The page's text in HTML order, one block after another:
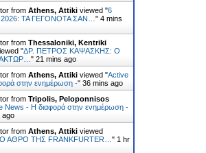
from Athens, Attiki viewed "6
ΤΑ ΓΕΓΟΝΟΤΑ ΣΑΝ… " 4 mins
from Thessaloniki, Kentriki
"ΔΡ. ΠΕΤΡΟΣ ΚΑΨΑΣΚΗΣ: Ο
" 21 mins ago
from Athens, Attiki viewed "Active
στην ενημέρωση -" 36 mins ago
from Tripolis, Peloponnisos
News - Η διαφορά στην ενημέρωση -
ago
from Athens, Attiki viewed
ΑΘΡΟ ΤΗΣ FRΑΝKFURTER… " 1 hr